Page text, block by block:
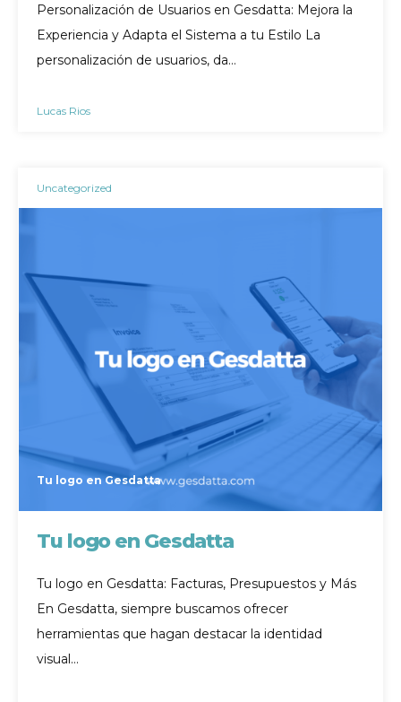
Personalización de Usuarios en Gesdatta: Mejora la
Experiencia y Adapta el Sistema a tu Estilo La
personalización de usuarios, da…
Lucas Rios
Uncategorized
Tu logo en Gesdatta
Tu logo en Gesdatta
Tu logo en Gesdatta: Facturas, Presupuestos y Más
En Gesdatta, siempre buscamos ofrecer
herramientas que hagan destacar la identidad
visual…